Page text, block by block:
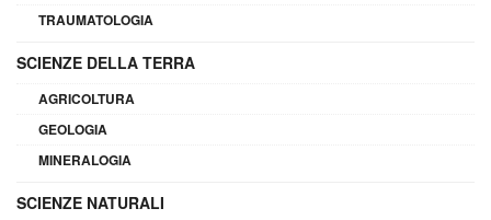
TRAUMATOLOGIA
SCIENZE DELLA TERRA
AGRICOLTURA
GEOLOGIA
MINERALOGIA
SCIENZE NATURALI